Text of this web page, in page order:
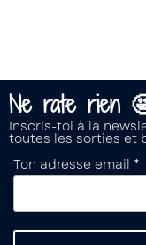
Ne rate rien
Inscris-toi à la
toutes les sorties et
Ton adresse email *